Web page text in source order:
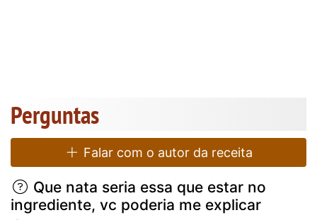
Perguntas
Falar com o autor da receita
Que nata seria essa que estar no
ingrediente, vc poderia me explicar